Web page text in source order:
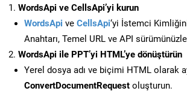
WordsApi ve CellsApi’yi kurun
WordsApi ve CellsApi‘yi İstemci
Anahtarı, Temel URL ve API
WordsApi ile PPT’yi HTML’ye dönüştürün
Yerel dosya adı ve biçimi HTML olarak
ConvertDocumentRequest oluşturun.